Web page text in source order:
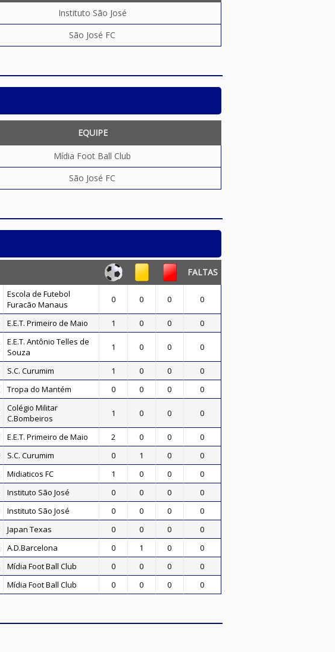
Instituto São José
São José FC
EQUIPE
Mídia Foot Ball Club
São José FC
FALTAS
Escola de Futebol
Furacão Manaus
0 0 0 0
E.E.T. Primeiro de Maio 1 0 0 0
E.E.T. Antônio Telles de
Souza
1 0 0 0
S.C. Curumim 1 0 0
0
Tropa do Mantém 0 0 0 0
Colégio Militar
C.Bombeiros
1 0 0 0
E.E.T. Primeiro de Maio 2 0 0
0
S.C. Curumim 0 1 0
0
Midiaticos FC 1 0 0
0
Instituto São José 0 0 0
0
Instituto São José 0 0 0
0
Japan Texas 0 0 0
0
A.D.Barcelona 0 1 0
0
Mídia Foot Ball Club 0 0 0
0
Mídia Foot Ball Club 0 0 0 0